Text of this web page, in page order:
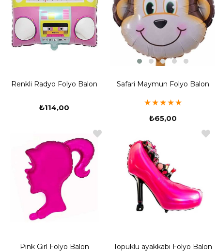
Renkli Radyo Folyo Balon
₺114,00
Safari Maymun Folyo Balon
★★★★★
₺65,00
Pink Girl Folyo Balon Topuklu ayakkabı Folyo Balon